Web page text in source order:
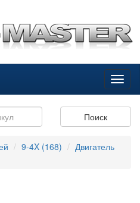
Поиск
9-4X (168)
Двигатель